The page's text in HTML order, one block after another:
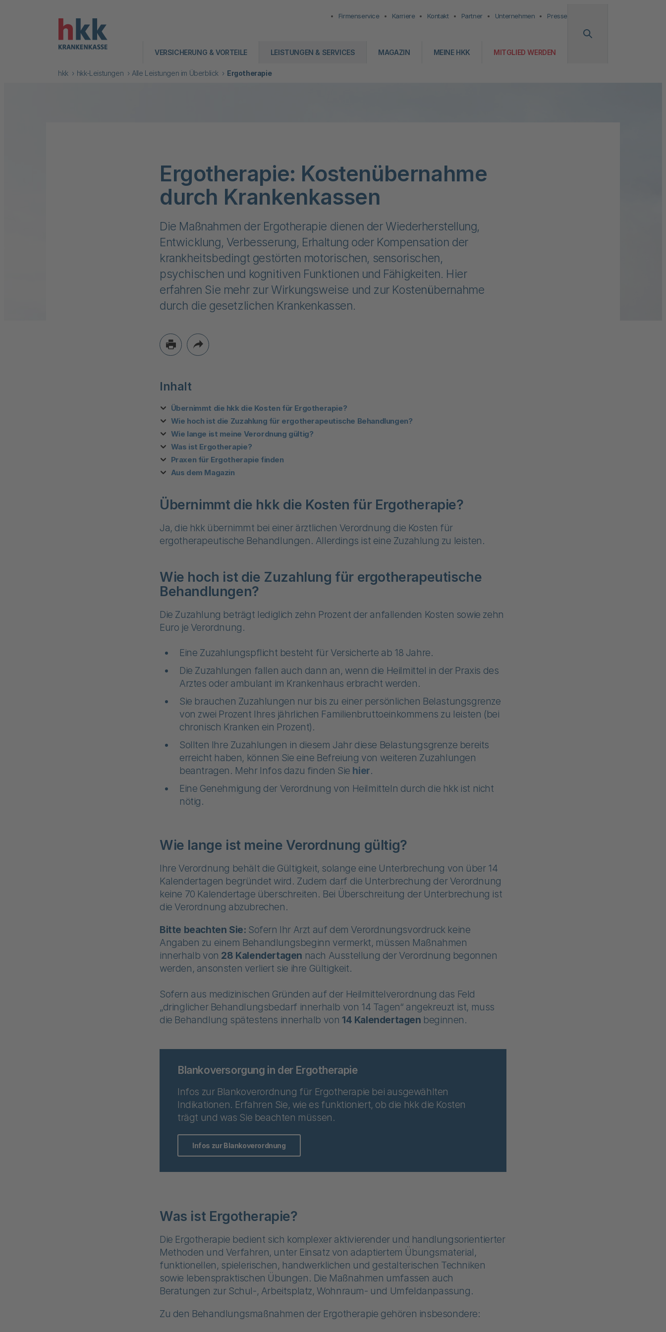
Firmenservice Karriere Kontakt Partner Unternehmen Presse
VERSICHERUNG & VORTEILE LEISTUNGEN & SERVICES MAGAZIN MEINE HKK MITGLIED WERDEN
hkk hkk-Leistungen Alle Leistungen im Überblick Ergotherapie
Ergotherapie: Kostenübernahme
durch Krankenkassen
Die Maßnahmen der Ergotherapie dienen der Wiederherstellung,
Entwicklung, Verbesserung, Erhaltung oder Kompensation der
krankheitsbedingt gestörten motorischen, sensorischen,
psychischen und kognitiven Funktionen und Fähigkeiten. Hier
erfahren Sie mehr zur Wirkungsweise und zur Kostenübernahme
durch die gesetzlichen Krankenkassen.
Inhalt
Übernimmt die hkk die Kosten für Ergotherapie?
Wie hoch ist die Zuzahlung für ergotherapeutische Behandlungen?
Wie lange ist meine Verordnung gültig?
Was ist Ergotherapie?
Praxen für Ergotherapie finden
Aus dem Magazin
Übernimmt die hkk die Kosten für Ergotherapie?
Ja, die hkk übernimmt bei einer ärztlichen Verordnung die Kosten für
ergotherapeutische Behandlungen. Allerdings ist eine Zuzahlung zu leisten.
Wie hoch ist die Zuzahlung für ergotherapeutische
Behandlungen?
Die Zuzahlung beträgt lediglich zehn Prozent der anfallenden Kosten sowie zehn
Euro je Verordnung.
Eine Zuzahlungspflicht besteht für Versicherte ab 18 Jahre.
Die Zuzahlungen fallen auch dann an, wenn die Heilmittel in der Praxis des
Arztes oder ambulant im Krankenhaus erbracht werden.
Sie brauchen Zuzahlungen nur bis zu einer persönlichen Belastungsgrenze
von zwei Prozent Ihres jährlichen Familienbruttoeinkommens zu leisten (bei
chronisch Kranken ein Prozent).
Sollten Ihre Zuzahlungen in diesem Jahr diese Belastungsgrenze bereits
erreicht haben, können Sie eine Befreiung von weiteren Zuzahlungen
beantragen. Mehr Infos dazu finden Sie hier.
Eine Genehmigung der Verordnung von Heilmitteln durch die hkk ist nicht
nötig.
Wie lange ist meine Verordnung gültig?
Ihre Verordnung behält die Gültigkeit, solange eine Unterbrechung von über 14
Kalendertagen begründet wird. Zudem darf die Unterbrechung der Verordnung
keine 70 Kalendertage überschreiten. Bei Überschreitung der Unterbrechung ist
die Verordnung abzubrechen.
Bitte beachten Sie: Sofern Ihr Arzt auf dem Verordnungsvordruck keine
Angaben zu einem Behandlungsbeginn vermerkt, müssen Maßnahmen
innerhalb von 28 Kalendertagen nach Ausstellung der Verordnung begonnen
werden, ansonsten verliert sie ihre Gültigkeit.
Sofern aus medizinischen Gründen auf der Heilmittelverordnung das Feld
„dringlicher Behandlungsbedarf innerhalb von 14 Tagen“ angekreuzt ist, muss
die Behandlung spätestens innerhalb von14 Kalendertagen beginnen.
Blankoversorgung in der Ergotherapie
Infos zur Blankoverordnung für Ergotherapie bei ausgewählten
Indikationen. Erfahren Sie, wie es funktioniert, ob die hkk die Kosten
trägt und was Sie beachten müssen.
Infos zur Blankoverordnung
Was ist Ergotherapie?
Die Ergotherapie bedient sich komplexer aktivierender und handlungsorientierter
Methoden und Verfahren, unter Einsatz von adaptiertem Übungsmaterial,
funktionellen, spielerischen, handwerklichen und gestalterischen Techniken
sowie lebenspraktischen Übungen. Die Maßnahmen umfassen auch
Beratungen zur Schul-, Arbeitsplatz, Wohnraum- und Umfeldanpassung.
Zu den Behandlungsmaßnahmen der Ergotherapie gehören insbesondere: